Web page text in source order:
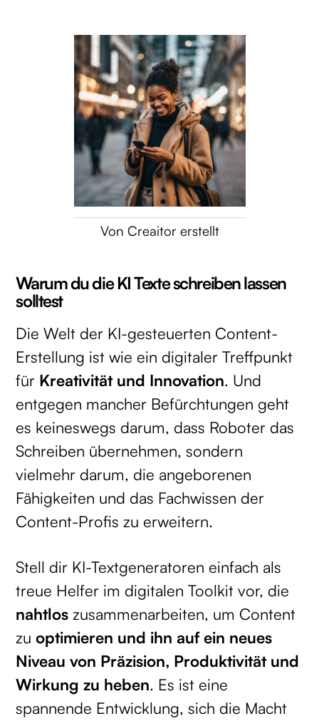
Von Creaitor erstellt
Warum du die KI Texte schreiben lassen
solltest
Die Welt der KI-gesteuerten Content-
Erstellung ist wie ein digitaler Treffpunkt
für Kreativität und Innovation. Und
entgegen mancher Befürchtungen geht
es keineswegs darum, dass Roboter das
Schreiben übernehmen, sondern
vielmehr darum, die angeborenen
Fähigkeiten und das Fachwissen der
Content-Profis zu erweitern.
Stell dir KI-Textgeneratoren einfach als
treue Helfer im digitalen Toolkit vor, die
nahtloszusammenarbeiten, um Content
zu optimieren und ihn auf ein neues
Niveau von Präzision, Produktivität und
Wirkung zu heben. Es ist eine
spannende Entwicklung, sich die Macht